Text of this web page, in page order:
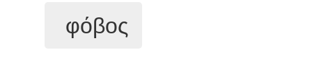
φόβος